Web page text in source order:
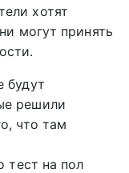
хотят
могут принять
будут
решили
что там
тест на пол